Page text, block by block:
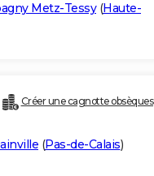
Metz-Tessy(Haute-
Créer une cagnotte obsèques
(Pas-de-Calais)